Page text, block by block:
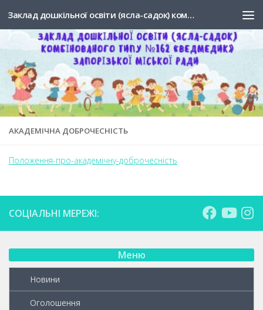
Skip to content Заклад дошкільної освіти (ясла-садок) комбінованого типу №162 "Ведмедик" Запорізької міської ради
АКАДЕМІЧНА ДОБРОЧЕСНІСТЬ
Положення-про-академічну-доброчесність
СОЦІАЛЬНІ МЕРЕЖІ:
Меню
Новини
Оголошення